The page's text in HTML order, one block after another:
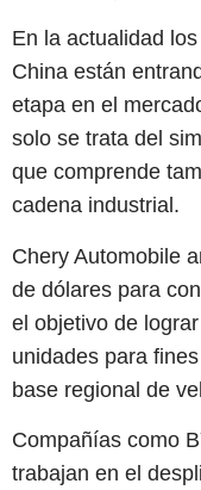
En la actualidad
China están
etapa en el
solo se trata del
que comprende
cadena industrial.
Chery Automobile
de dólares para
el objetivo de
unidades para
base regional de
Compañías como
trabajan en el